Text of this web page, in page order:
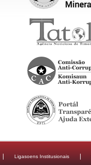
Ligasoens Institusionais